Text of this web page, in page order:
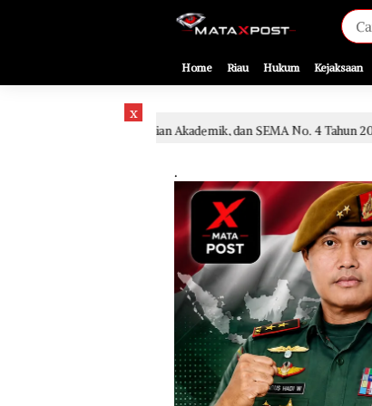
[gnpub_google_news_follow]
Home Riau Hukum Kejaksaan
x
Kajian Akademik, dan SEMA No. 4 Tahun 2010 Diabaikan
.